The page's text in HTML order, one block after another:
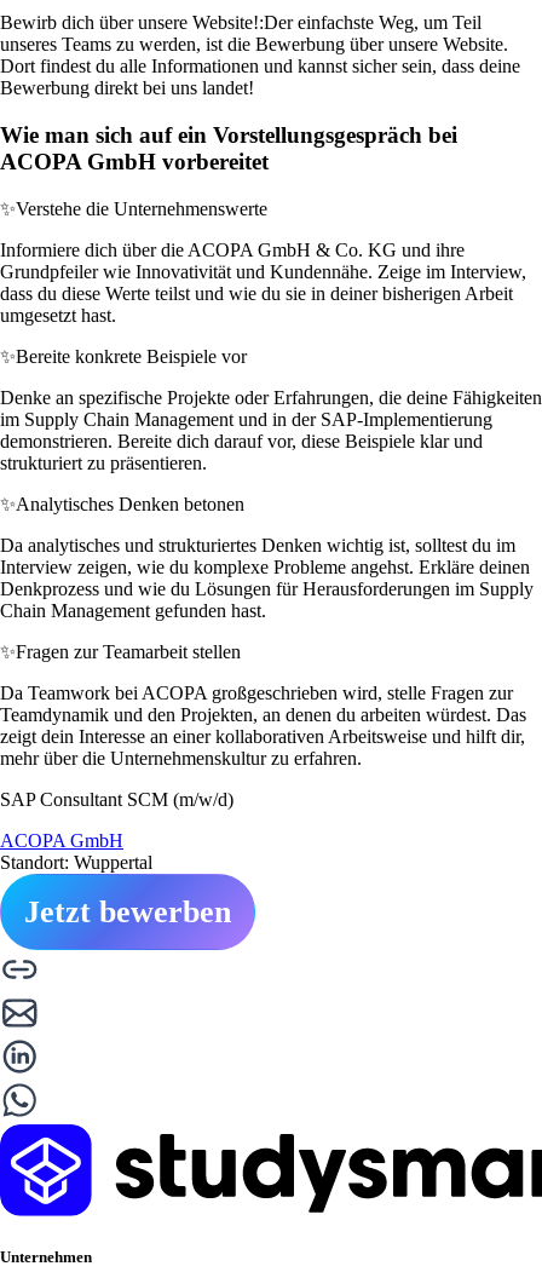
Bewirb dich über unsere Website!:Der einfachste Weg, um Teil
unseres Teams zu werden, ist die Bewerbung über unsere Website.
Dort findest du alle Informationen und kannst sicher sein, dass deine
Bewerbung direkt bei uns landet!
Wie man sich auf ein Vorstellungsgespräch bei
ACOPA GmbH vorbereitet
✨Verstehe die Unternehmenswerte
Informiere dich über die ACOPA GmbH & Co. KG und ihre
Grundpfeiler wie Innovativität und Kundennähe. Zeige im Interview,
dass du diese Werte teilst und wie du sie in deiner bisherigen Arbeit
umgesetzt hast.
✨Bereite konkrete Beispiele vor
Denke an spezifische Projekte oder Erfahrungen, die deine Fähigkeiten
im Supply Chain Management und in der SAP-Implementierung
demonstrieren. Bereite dich darauf vor, diese Beispiele klar und
strukturiert zu präsentieren.
✨Analytisches Denken betonen
Da analytisches und strukturiertes Denken wichtig ist, solltest du im
Interview zeigen, wie du komplexe Probleme angehst. Erkläre deinen
Denkprozess und wie du Lösungen für Herausforderungen im Supply
Chain Management gefunden hast.
✨Fragen zur Teamarbeit stellen
Da Teamwork bei ACOPA großgeschrieben wird, stelle Fragen zur
Teamdynamik und den Projekten, an denen du arbeiten würdest. Das
zeigt dein Interesse an einer kollaborativen Arbeitsweise und hilft dir,
mehr über die Unternehmenskultur zu erfahren.
SAP Consultant SCM (m/w/d)
ACOPA GmbH
Standort: Wuppertal
Jetzt bewerben
Unternehmen